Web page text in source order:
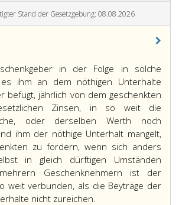
Stand der Gesetzgebung: 08.08.2026
in der Folge in solche
ihm an dem nöthigen Unterhalte
befugt, jährlich von dem geschenkten
Zinsen, in so weit die
oder derselben Werth noch
ihm der nöthige Unterhalt mangelt,
zu fordern, wenn sich anders
in gleich dürftigen Umständen
Geschenknehmern ist der
weit verbunden, als die Beyträge der
nicht zureichen.